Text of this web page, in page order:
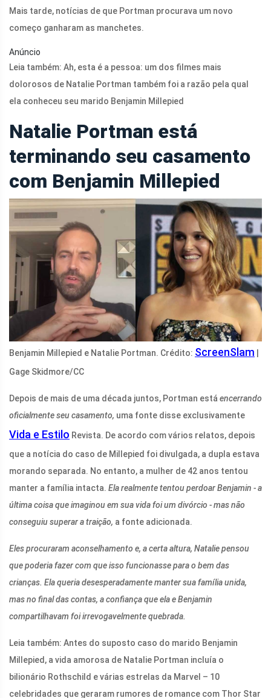
Mais tarde, notícias de que Portman procurava um novo
começo ganharam as manchetes.
Anúncio
Leia também: Ah, esta é a pessoa: um dos filmes mais
dolorosos de Natalie Portman também foi a razão pela qual
ela conheceu seu marido Benjamin Millepied
Natalie Portman está
terminando seu casamento
com Benjamin Millepied
Benjamin Millepied e Natalie Portman. Crédito: ScreenSlam
Gage Skidmore/CC
Depois de mais de uma década juntos, Portman está encerrando
oficialmente seu casamento, uma fonte disse exclusivamente
Vida e Estilo Revista. De acordo com vários relatos, depois
que a notícia do caso de Millepied foi divulgada, a dupla estava
morando separada. No entanto, a mulher de 42 anos tentou
manter a família intacta. Ela realmente tentou perdoar Benjamin - a
última coisa que imaginou em sua vida foi um divórcio - mas não
conseguiu superar a traição, a fonte adicionada.
Eles procuraram aconselhamento e, a certa altura, Natalie pensou
que poderia fazer com que isso funcionasse para o bem das
crianças. Ela queria desesperadamente manter sua família unida,
mas no final das contas, a confiança que ela e Benjamin
compartilhavam foi irrevogavelmente quebrada.
Leia também: Antes do suposto caso do marido Benjamin
Millepied, a vida amorosa de Natalie Portman incluía o
bilionário Rothschild e várias estrelas da Marvel – 10
celebridades que geraram rumores de romance com Thor Star